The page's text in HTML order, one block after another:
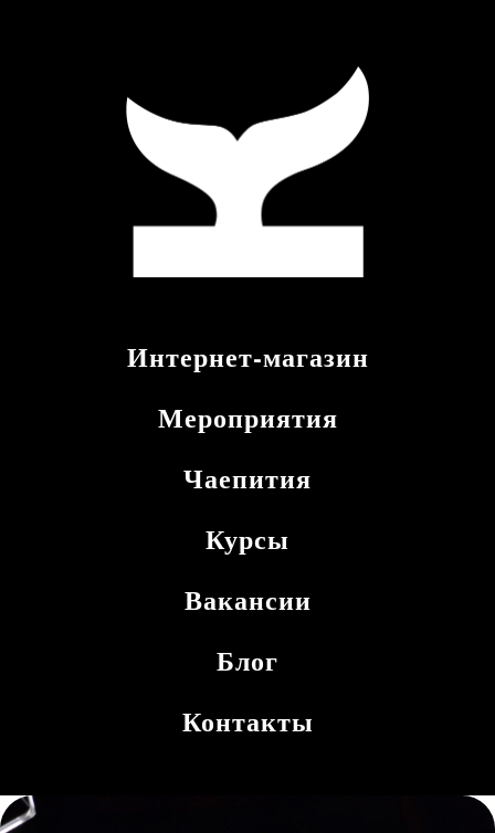
Интернет-магазин
Мероприятия
Чаепития
Курсы
Вакансии
Блог
Контакты